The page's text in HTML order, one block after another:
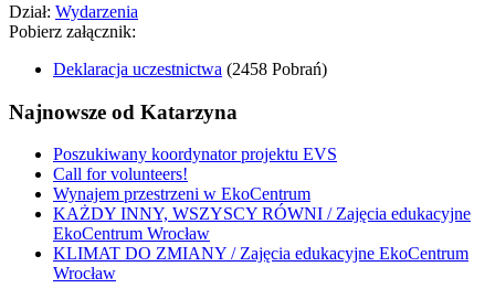
Dział: Wydarzenia
Pobierz załącznik:
Deklaracja uczestnictwa (2458 Pobrań)
Najnowsze od Katarzyna
Poszukiwany koordynator projektu EVS
Call for volunteers!
Wynajem przestrzeni w EkoCentrum
KAŻDY INNY, WSZYSCY RÓWNI / Zajęcia edukacyjne
EkoCentrum Wrocław
KLIMAT DO ZMIANY / Zajęcia edukacyjne EkoCentrum
Wrocław